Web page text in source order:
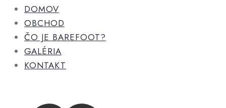
DOMOV
OBCHOD
ČO JE BAREFOOT?
GALÉRIA
KONTAKT